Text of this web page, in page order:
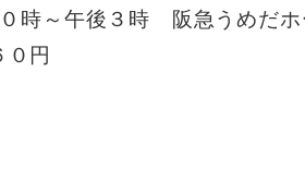
時～午後３時 阪急うめだホ
０円